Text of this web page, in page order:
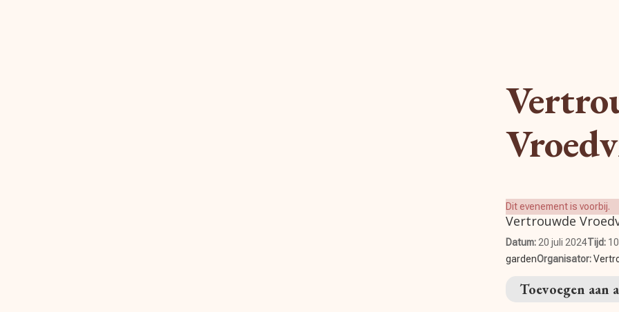
Dit evenement is voorbij.
Vertrouwde
Datum:20 juli 2024Tijd:
gardenOrganisator:
Toevoegen aan